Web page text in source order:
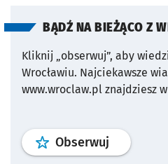
BĄDŹ NA BIEŻĄCO Z
Kliknij „obserwuj”, aby
Wrocławiu. Najciekawsze
www.wroclaw.pl znajdziesz
Obserwuj profil